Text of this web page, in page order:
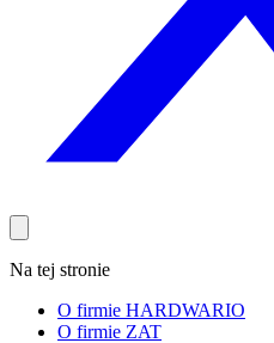
Na tej stronie
O firmie HARDWARIO
O firmie ZAT